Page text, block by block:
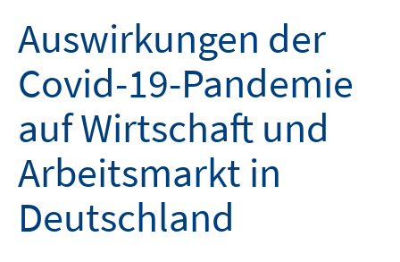
Auswirkungen der
Covid-19-Pandemie
auf Wirtschaft und
Arbeitsmarkt in
Deutschland